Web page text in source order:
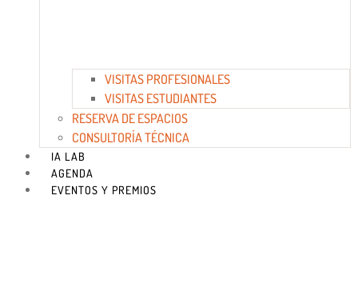
VISITAS PROFESIONALES
VISITAS ESTUDIANTES
RESERVA DE ESPACIOS
CONSULTORÍA TÉCNICA
IA LAB
AGENDA
EVENTOS Y PREMIOS